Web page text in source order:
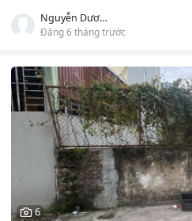
Nguyễn Dương
Đăng 6 tháng trước
6